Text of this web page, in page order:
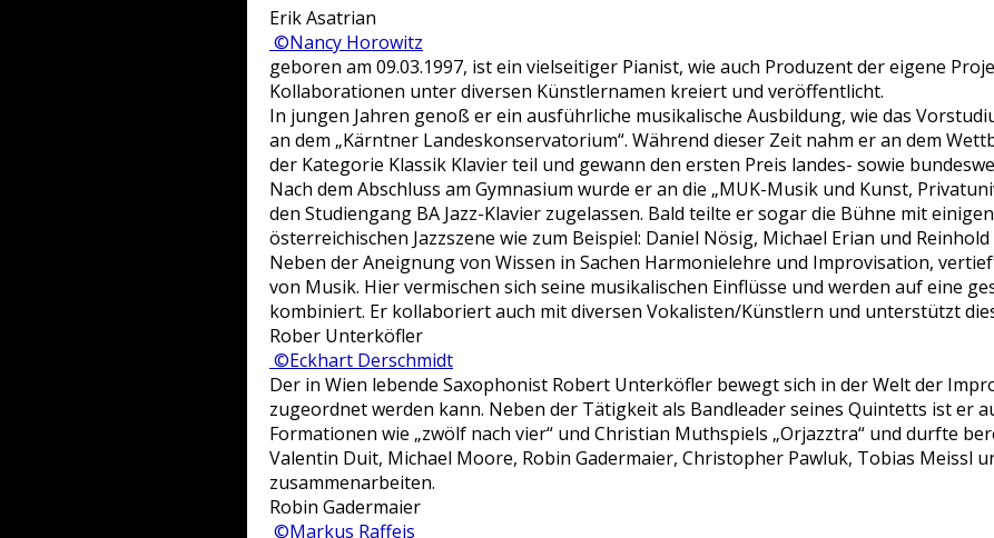
Erik Asatrian
©Nancy Horowitz
geboren am 09.03.1997, ist ein vielseitiger Pianist, wie auch Produzent der eigene
Kollaborationen unter diversen Künstlernamen kreiert und veröffentlicht.
In jungen Jahren genoß er ein ausführliche musikalische Ausbildung, wie das
an dem „Kärntner Landeskonservatorium“. Während dieser Zeit nahm er an dem
der Kategorie Klassik Klavier teil und gewann den ersten Preis landes- sowie
Nach dem Abschluss am Gymnasium wurde er an die „MUK-Musik und Kunst,
den Studiengang BA Jazz-Klavier zugelassen. Bald teilte er sogar die Bühne mit
österreichischen Jazzszene wie zum Beispiel: Daniel Nösig, Michael Erian und Reinhold
Neben der Aneignung von Wissen in Sachen Harmonielehre und Improvisation,
von Musik. Hier vermischen sich seine musikalischen Einflüsse und werden auf eine
kombiniert. Er kollaboriert auch mit diversen Vokalisten/Künstlern und unterstützt
Rober Unterköfler
©Eckhart Derschmidt
Der in Wien lebende Saxophonist Robert Unterköfler bewegt sich in der Welt der
zugeordnet werden kann. Neben der Tätigkeit als Bandleader seines Quintetts ist er
Formationen wie „zwölf nach vier“ und Christian Muthspiels „Orjazztra“ und durfte
Valentin Duit, Michael Moore, Robin Gadermaier, Christopher Pawluk, Tobias Meissl
zusammenarbeiten.
Robin Gadermaier
©Markus Raffeis